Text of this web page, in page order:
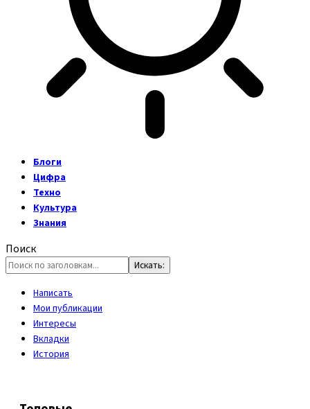
Блоги
Цифра
Техно
Культура
Знания
Поиск
Написать
Мои публикации
Интересы
Вкладки
История